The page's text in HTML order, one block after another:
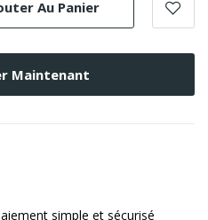
Au Panier
Maintenant
simple et sécurisé